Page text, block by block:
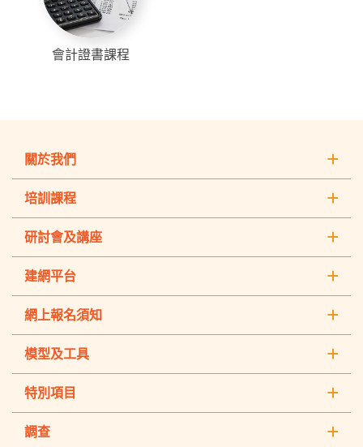
會計證書課程
關於我們
培訓課程
研討會及講座
建網平台
網上報名須知
模型及工具
特別項目
調查